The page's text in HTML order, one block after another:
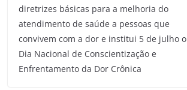
diretrizes básicas para a melhoria do
atendimento de saúde a pessoas que
convivem com a dor e institui 5 de julho o
Dia Nacional de Conscientização e
Enfrentamento da Dor Crônica